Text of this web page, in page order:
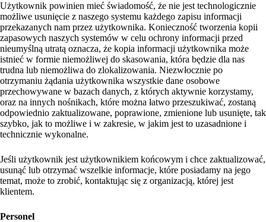
Użytkownik powinien mieć świadomość, że nie jest technologicznie
możliwe usunięcie z naszego systemu każdego zapisu informacji
przekazanych nam przez użytkownika. Konieczność tworzenia kopii
zapasowych naszych systemów w celu ochrony informacji przed
nieumyślną utratą oznacza, że kopia informacji użytkownika może
istnieć w formie niemożliwej do skasowania, która będzie dla nas
trudna lub niemożliwa do zlokalizowania. Niezwłocznie po
otrzymaniu żądania użytkownika wszystkie dane osobowe
przechowywane w bazach danych, z których aktywnie korzystamy,
oraz na innych nośnikach, które można łatwo przeszukiwać, zostaną
odpowiednio zaktualizowane, poprawione, zmienione lub usunięte, tak
szybko, jak to możliwe i w zakresie, w jakim jest to uzasadnione i
technicznie wykonalne.
Jeśli użytkownik jest użytkownikiem końcowym i chce zaktualizować,
usunąć lub otrzymać wszelkie informacje, które posiadamy na jego
temat, może to zrobić, kontaktując się z organizacją, której jest
klientem.
Personel